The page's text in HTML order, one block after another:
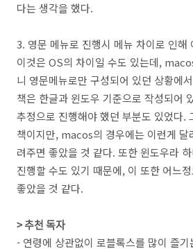
다는 생각을 했다.
3. 영문 메뉴로 진행시 메뉴 차이로 인해
이것은 OS의 차이일 수도 있는데,
니 영문메뉴로만 구성되어 있던 상황에
책은 한글과 윈도우 기준으로 작성되어
추정으로 진행해야 했던 부분도 있었다.
책이지만, macos의 경우에는 이런게 달
려주면 좋았을 것 같다. 또한 윈도우라
진행할 수도 있기 때문에, 이 또한 어느
좋았을 것 같다.
> 추천 독자
- 연령에 상관없이 로블록스를 많이 즐기